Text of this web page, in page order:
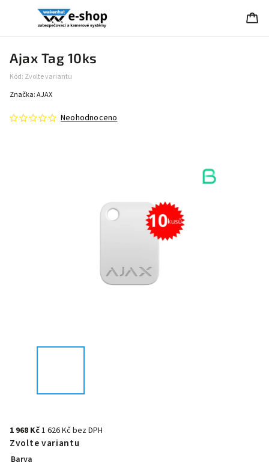
Ajax Tag 10ks
Kód: Zvolte variantu
Neohodnoceno
Značka:AJAX
1 968 Kč1 626 Kč bez DPH
Zvolte variantu
Barva